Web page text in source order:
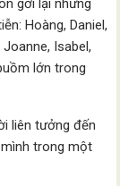
gởi lại những
Hoàng, Daniel,
Isabel,
lớn trong
liên tưởng đến
trong một